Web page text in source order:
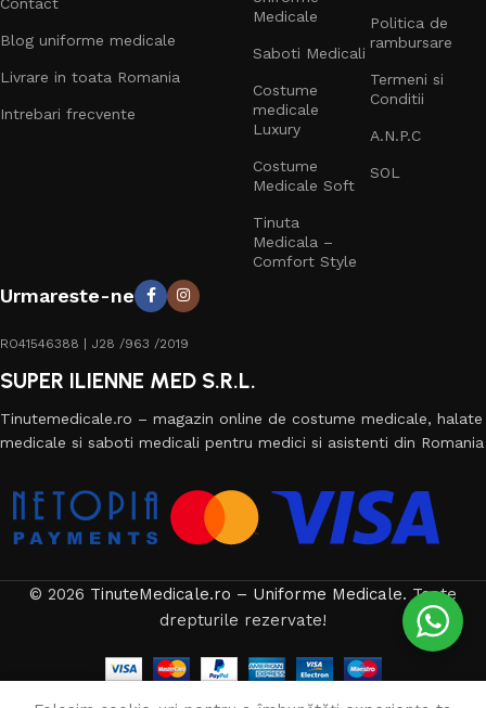
Blog uniforme medicale
Livrare in toata Romania
Intrebari frecvente
Medicale
Saboti Medicali
Costume
medicale
Luxury
Costume
Medicale Soft
Tinuta
Medicala –
Comfort Style
Politica de
rambursare
Termeni si
Conditii
A.N.P.C
SOL
Urmareste-ne
RO41546388 | J28 /963 /2019
SUPER ILIENNE MED S.R.L.
Tinutemedicale.ro – magazin online de costume medicale, halate
medicale si saboti medicali pentru medici si asistenti din Romania
© 2026 TinuteMedicale.ro – Uniforme Medicale. Toate
drepturile rezervate!